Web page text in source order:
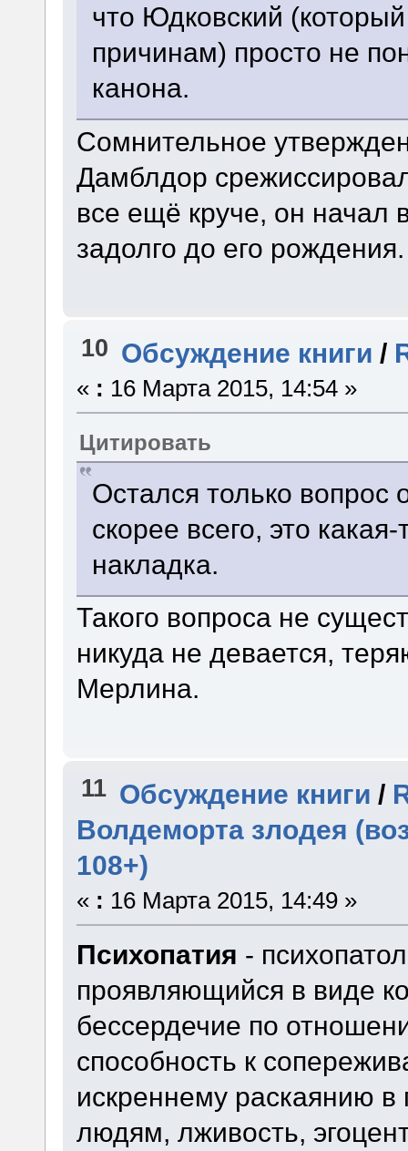
что Юдковский
причинам) просто не
канона.
Сомнительное
Дамблдор
все ещё круче, он начал
задолго до его рождения.
10 Обсуждение книги /
« : 16 Марта 2015, 14:54 »
Цитировать
Остался только
скорее всего, это
накладка.
Такого вопроса не
никуда не девается,
Мерлина.
11 Обсуждение книги /
Волдеморта злодея
108+)
« : 16 Марта 2015, 14:49 »
Психопатия -
проявляющийся в виде
бессердечие по
способность к
искреннему раскаянию
людям, лживость,